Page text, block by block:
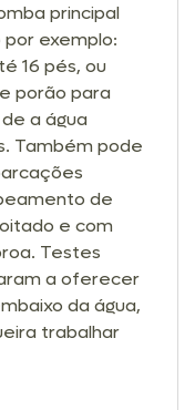
principal
exemplo:
16 pés, ou
porão para
a água
Também pode
de
e com
Testes
a oferecer
da água,
trabalhar